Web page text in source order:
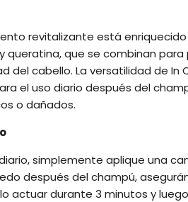
revitalizante está
queratina, que se combinan
del cabello. La versatilidad de
el uso diario después del
o dañados.
simplemente aplique una
después del champú,
actuar durante 3 minutos y